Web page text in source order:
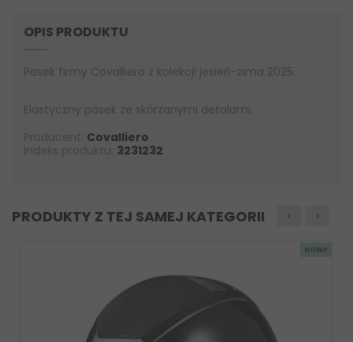
OPIS PRODUKTU
Pasek firmy Covalliero z kolekcji jesień-zima 2025.
Elastyczny pasek ze skórzanymi detalami.
Producent: Covalliero
Indeks produktu: 3231232
PRODUKTY Z TEJ SAMEJ KATEGORII ‹ ›